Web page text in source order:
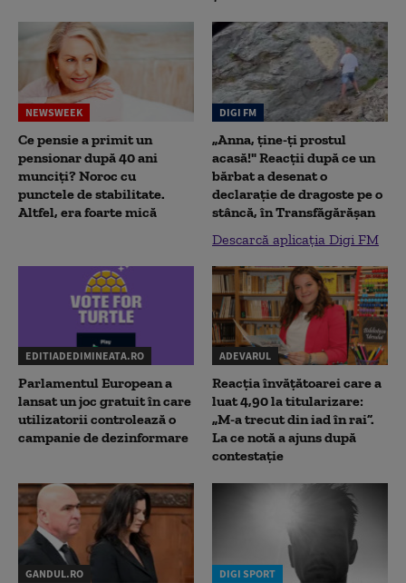
NEWSWEEK
Ce pensie a primit un
pensionar după 40 ani
munciți? Noroc cu
punctele de stabilitate.
Altfel, era foarte mică
DIGI FM
„Anna, ţine-ţi prostul
acasă!" Reacţii după ce un
bărbat a desenat o
declaraţie de dragoste pe o
stâncă, în Transfăgărăşan
Descarcă aplicația Digi FM
EDITIADEDIMINEATA.RO
Parlamentul European a
lansat un joc gratuit în care
utilizatorii controlează o
campanie de dezinformare
ADEVARUL
Reacția învățătoarei care a
luat 4,90 la titularizare:
„M-a trecut din iad în rai”.
La ce notă a ajuns după
contestație
GANDUL.RO DIGI SPORT